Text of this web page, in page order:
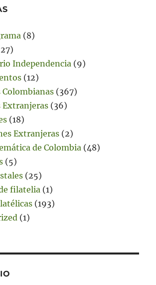
(8)
Independencia (9)
(12)
Colombianas (367)
Extranjeras (36)
(18)
Extranjeras (2)
de Colombia (48)
(5)
(25)
filatelia (1)
(193)
(1)